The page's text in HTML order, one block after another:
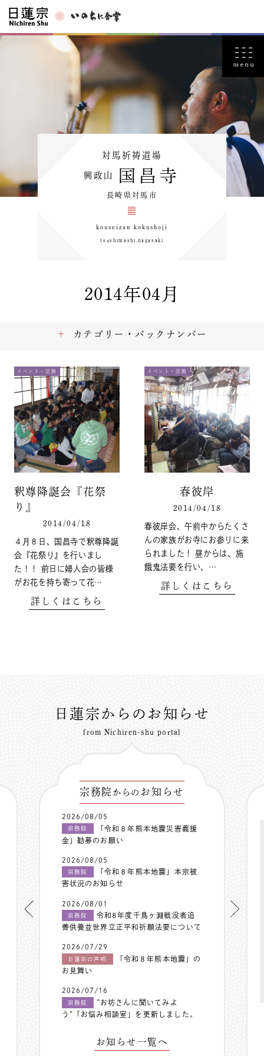
対馬祈祷道場
興政山 国昌寺
長崎県対馬市
kouseizan kokushoji
tsushimashi.nagasaki
2014年04月
イベント・活動
釈尊降誕会『花祭
り』
2014/04/18
４月８日、国昌寺で釈尊降誕
会『花祭り』を行いまし
た！！ 前日に婦人会の皆様
がお花を持ち寄って花…
詳しくはこちら
イベント・活動
春彼岸
2014/04/18
春彼岸会、午前中からたくさ
んの家族がお寺にお参りに来
られました！ 昼からは、施
餓鬼法要を行い、…
詳しくはこちら
カテゴリー・バックナンバー
日蓮宗からのお知らせ
from Nichiren-shu portal
宗務院 からの お知らせ
2026/08/05
宗務院
「令和８年熊本地震災害義援
金」勧募のお願い
2026/08/05
宗務院
「令和８年熊本地震」本宗被
害状況のお知らせ
2026/08/01
宗務院
令和8年度千鳥ヶ淵戦没者追
善供養並世界立正平和祈願法要について
2026/07/29
日蓮宗の声明
「令和８年熊本地震」の
お見舞い
2026/07/16
宗務院
”お坊さんに聞いてみよ
う”「お悩み相談室」を更新しました。
お知らせ一覧へ